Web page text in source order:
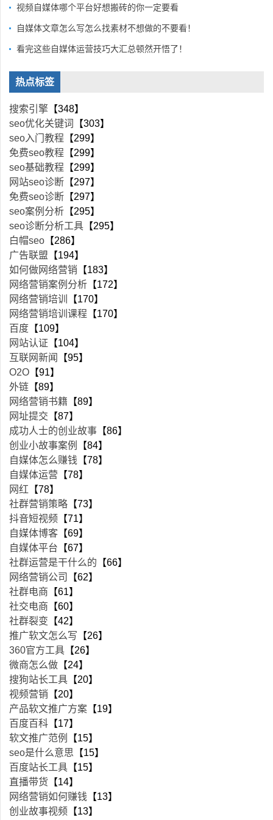
视频自媒体哪个平台好想搬砖的你一定要看
自媒体文章怎么写怎么找素材不想做的不要看！
看完这些自媒体运营技巧大汇总顿然开悟了！
热点标签
搜索引擎 【348】
seo优化关键词
【303】
seo入门教程 【299】
免费seo教程 【299】
seo基础教程 【299】
网站seo诊断 【297】
免费seo诊断 【297】
seo案例分析 【295】
seo诊断分析工具 【295】
白帽seo 【286】
广告联盟 【194】
如何做网络营销 【183】
网络营销案例分析 【172】
网络营销培训
【170】
网络营销培训课程 【170】
百度 【109】
网站认证 【104】
互联网新闻
【95】
O2O 【91】
外链 【89】
网络营销书籍 【89】
网址提交 【87】
成功人士的创业故事 【86】
创业小故事案例
【84】
自媒体怎么赚钱 【78】
自媒体运营 【78】
网红 【78】
社群营销策略 【73】
抖音短视频 【71】
自媒体博客 【69】
自媒体平台 【67】
社群运营是干什么的 【66】
网络营销公司
【62】
社群电商 【61】
社交电商 【60】
社群裂变 【42】
推广软文怎么写 【26】
360官方工具 【26】
微商怎么做 【24】
搜狗站长工具 【20】
视频营销 【20】
产品软文推广方案 【19】
百度百科 【17】
软文推广范例
【15】
seo是什么意思 【15】
百度站长工具 【15】
直播带货 【14】
网络营销如何赚钱 【13】
创业故事视频 【13】